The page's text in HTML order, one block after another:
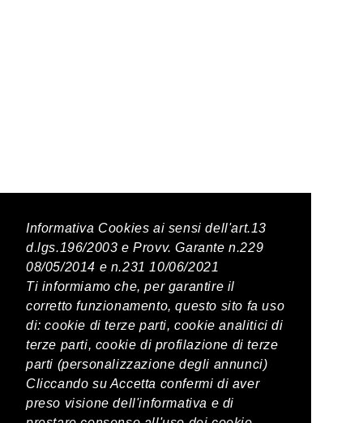
Informativa Cookies ai sensi dell'art.13
d.lgs.196/2003 e Provv. Garante n.229
08/05/2014 e n.231 10/06/2021
Ti informiamo che, per garantire il
corretto funzionamento, questo sito fa uso
di: cookie di terze parti, cookie analitici di
terze parti, cookie di profilazione di terze
parti (personalizzazione degli annunci)
Cliccando su Accetta confermi di aver
preso visione dell'informativa e di
PREVIOUS POST
Mirto 4cl
NEXT POST
Jefferson 4cl